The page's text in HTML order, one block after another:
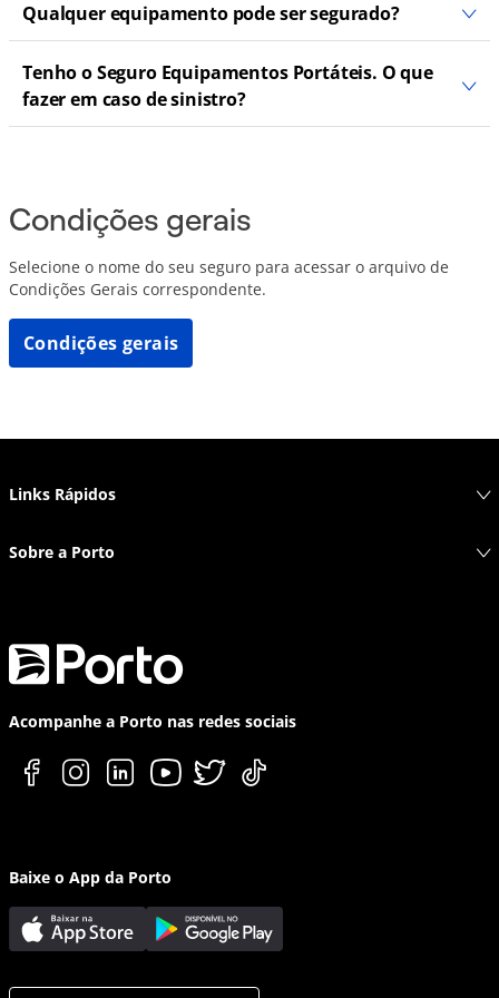
Qualquer equipamento pode ser segurado?
Tenho o Seguro Equipamentos Portáteis. O que
fazer em caso de sinistro?
Condições gerais
Selecione o nome do seu seguro para acessar o arquivo de
Condições Gerais correspondente.
Condições gerais
Links Rápidos
Sobre a Porto
Acompanhe a Porto nas redes sociais
Baixe o App da Porto